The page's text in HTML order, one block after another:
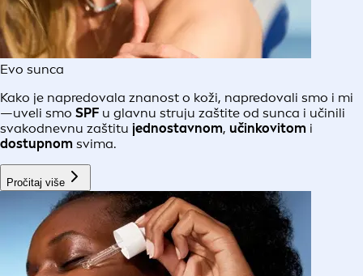
Evo sunca
Kako je napredovala znanost o koži, napredovali smo i mi
—uveli smo SPF u glavnu struju zaštite od sunca i učinili
svakodnevnu zaštitu jednostavnom, učinkovitom i
dostupnom svima.
Pročitaj više